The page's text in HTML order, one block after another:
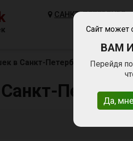
САНКТ-ПЕТЕРБУРГ
в Санкт-Петербурге Сфера
Сайт может
ВАМ
Перейдя
Да,